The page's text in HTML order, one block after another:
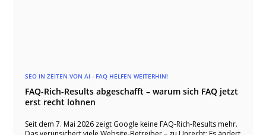
SEO IN ZEITEN VON AI - FAQ HELFEN WEITERHIN!
FAQ-Rich-Results abgeschafft – warum sich FAQ jetzt
erst recht lohnen
Seit dem 7. Mai 2026 zeigt Google keine FAQ-Rich-Results mehr.